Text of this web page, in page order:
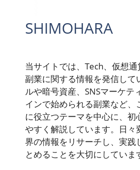
SHIMOHARA
当サイトでは、Tech、仮想通
副業に関する情報を発信して
ルや暗号資産、SNSマーケテ
インで始められる副業など、
に役立つテーマを中心に、初
やすく解説しています。日々
界の情報をリサーチし、実践
とめることを大切にしていま